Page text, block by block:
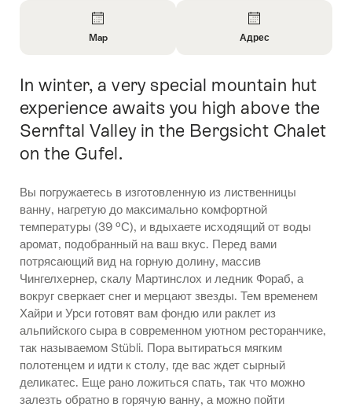
About
Map
Map
About
Contact
Адрес
Intro
In winter, a very special mountain hut
experience awaits you high above the
Sernftal Valley in the Bergsicht Chalet
on the Gufel.
Вы погружаетесь в изготовленную из лиственницы
ванну, нагретую до максимально комфортной
температуры (39 ºС), и вдыхаете исходящий от воды
аромат, подобранный на ваш вкус. Перед вами
потрясающий вид на горную долину, массив
Чингелхернер, скалу Мартинслох и ледник Фораб, а
вокруг сверкает снег и мерцают звезды. Тем временем
Хайри и Урси готовят вам фондю или раклет из
альпийского сыра в современном уютном ресторанчике,
так называемом Stübli. Пора вытираться мягким
полотенцем и идти к столу, где вас ждет сырный
деликатес. Еще рано ложиться спать, так что можно
залезть обратно в горячую ванну, а можно пойти